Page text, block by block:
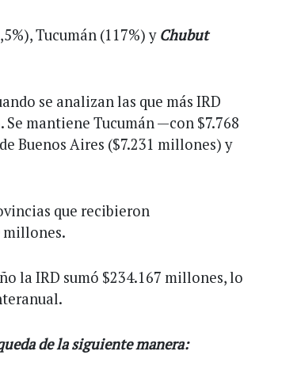
Tucumán (117%) yChubut
se analizan las que más IRD
mantiene Tucumán —con $7.768
Buenos Aires ($7.231 millones) y
que recibieron
millones.
la IRD sumó $234.167 millones, lo
de la siguiente manera: